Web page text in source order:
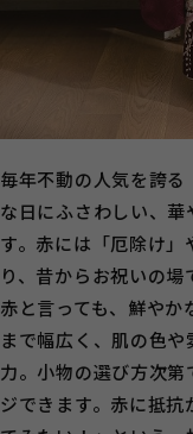
毎年不動の人気を誇
な日にふさわしい、
す。赤には「厄除け
り、昔からお祝いの場
赤と言っても、鮮や
まで幅広く、肌の色
力。小物の選び方次
ジできます。赤に抵